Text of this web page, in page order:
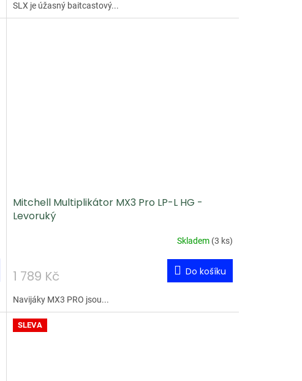
SLX je úžasný baitcastový...
Mitchell Multiplikátor MX3 Pro LP-L HG -
Levoruký
Skladem (3 ks)
1 789 Kč Do košíku
Navijáky MX3 PRO jsou...
SLEVA